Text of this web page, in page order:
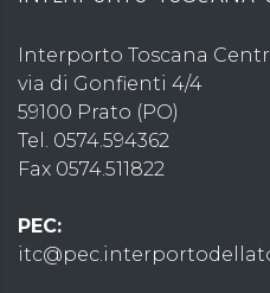
Interporto Toscana
via di Gonfienti 4/4
59100 Prato (PO)
Tel. 0574.594362
Fax 0574.511822
PEC: